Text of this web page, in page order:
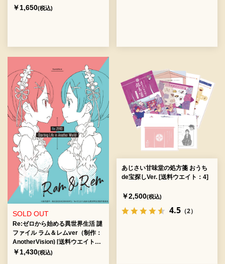
￥1,650(税込)
SOLD OUT
Re:ゼロから始める異世界生活 謎
ファイル ラム＆レムver（制作：
AnotherVision) [送料ウエイト：
2]
￥1,430(税込)
あじさい甘味堂の処方箋 おうち
de宝探しVer. [送料ウエイト：4]
￥2,500(税込)
4.5（2）